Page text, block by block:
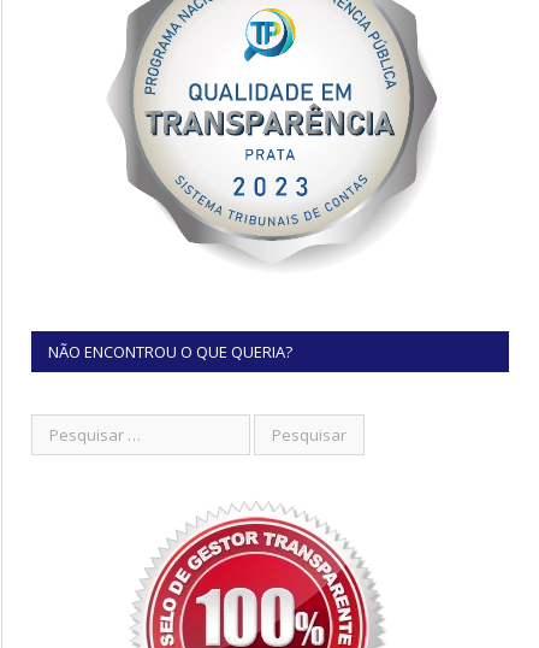
NÃO ENCONTROU O QUE QUERIA?